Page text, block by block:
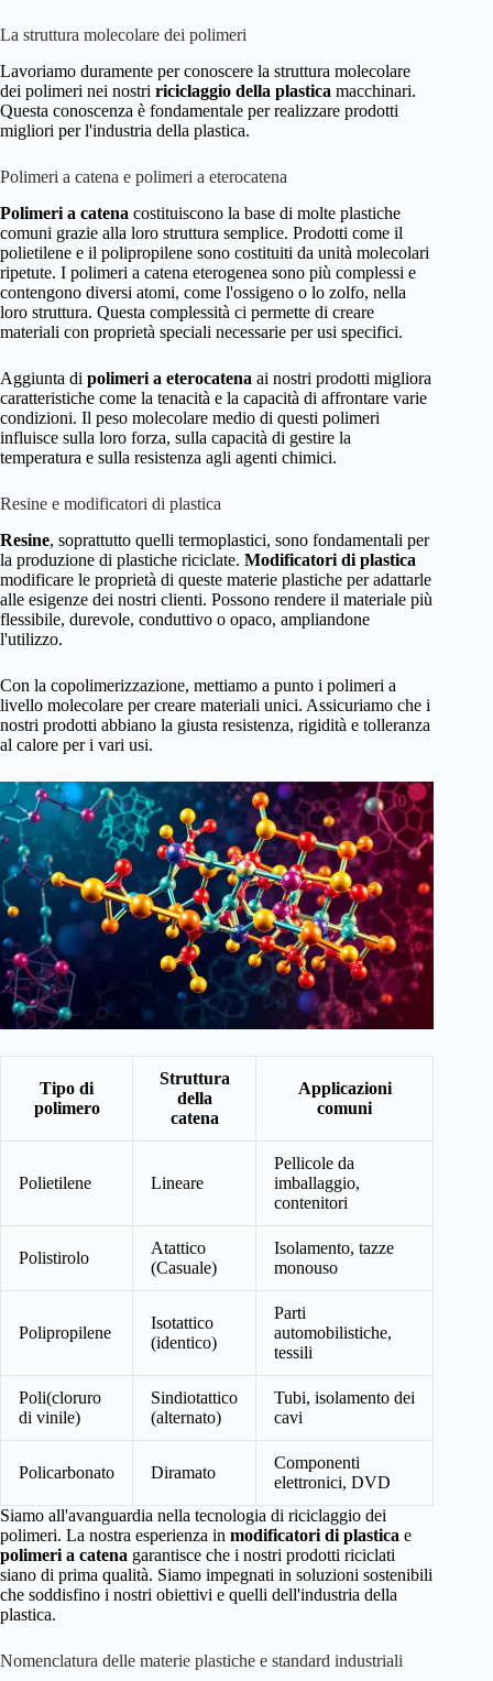
La struttura molecolare dei polimeri
Lavoriamo duramente per conoscere la struttura molecolare
dei polimeri nei nostri riciclaggio della plastica macchinari.
Questa conoscenza è fondamentale per realizzare prodotti
migliori per l'industria della plastica.
Polimeri a catena e polimeri a eterocatena
Polimeri a catena costituiscono la base di molte plastiche
comuni grazie alla loro struttura semplice. Prodotti come il
polietilene e il polipropilene sono costituiti da unità molecolari
ripetute. I polimeri a catena eterogenea sono più complessi e
contengono diversi atomi, come l'ossigeno o lo zolfo, nella
loro struttura. Questa complessità ci permette di creare
materiali con proprietà speciali necessarie per usi specifici.
Aggiunta di polimeri a eterocatena ai nostri prodotti migliora
caratteristiche come la tenacità e la capacità di affrontare varie
condizioni. Il peso molecolare medio di questi polimeri
influisce sulla loro forza, sulla capacità di gestire la
temperatura e sulla resistenza agli agenti chimici.
Resine e modificatori di plastica
Resine, soprattutto quelli termoplastici, sono fondamentali per
la produzione di plastiche riciclate. Modificatori di plastica
modificare le proprietà di queste materie plastiche per adattarle
alle esigenze dei nostri clienti. Possono rendere il materiale più
flessibile, durevole, conduttivo o opaco, ampliandone
l'utilizzo.
Con la copolimerizzazione, mettiamo a punto i polimeri a
livello molecolare per creare materiali unici. Assicuriamo che i
nostri prodotti abbiano la giusta resistenza, rigidità e tolleranza
al calore per i vari usi.
Tipo di
polimero
Struttura
della
catena
Applicazioni
comuni
Polietilene Lineare
Pellicole da
imballaggio,
contenitori
Polistirolo
Atattico
(Casuale)
Isolamento, tazze
monouso
Polipropilene
Isotattico
(identico)
Parti
automobilistiche,
tessili
Poli(cloruro
di vinile)
Sindiotattico
(alternato)
Tubi, isolamento dei
cavi
Policarbonato Diramato
Componenti
elettronici, DVD
Siamo all'avanguardia nella tecnologia di riciclaggio dei
polimeri. La nostra esperienza in modificatori di plastica e
polimeri a catena garantisce che i nostri prodotti riciclati
siano di prima qualità. Siamo impegnati in soluzioni sostenibili
che soddisfino i nostri obiettivi e quelli dell'industria della
plastica.
Nomenclatura delle materie plastiche e standard industriali